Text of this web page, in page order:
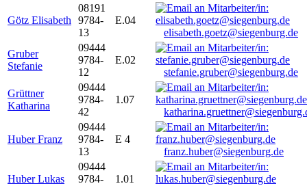
Götz Elisabeth
08191
9784-
13
E.04
elisabeth.goetz@siegenburg.de
Gruber
Stefanie
09444
9784-
12
E.02
stefanie.gruber@siegenburg.de
Grüttner
Katharina
09444
9784-
42
1.07
Huber Franz
09444
9784-
13
E 4
franz.huber@siegenburg.de
Huber Lukas
09444
9784-
1.01